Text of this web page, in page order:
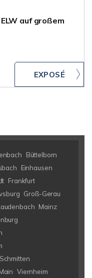
auf großem
Büttelborn
Einhausen
Frankfurt
Groß-Gerau
Mainz
Schmitten
Viernheim